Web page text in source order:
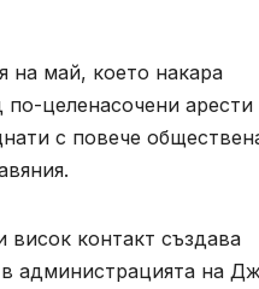
на май, което накара
целенасочени арести
с повече
контакт създава
администрацията на